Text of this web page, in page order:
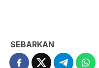
SEBARKAN